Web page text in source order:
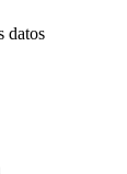
datos